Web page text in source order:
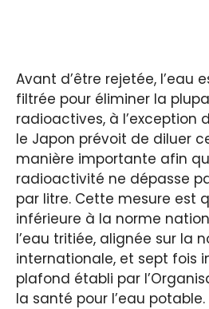
Avant d’être rejetée, l’eau
filtrée pour éliminer la
radioactives, à l’exception
le Japon prévoit de diluer
manière importante afin
radioactivité ne dépasse
par litre. Cette mesure est
inférieure à la norme
l’eau tritiée, alignée sur la
internationale, et sept fois
plafond établi par
la santé pour l’eau potable.